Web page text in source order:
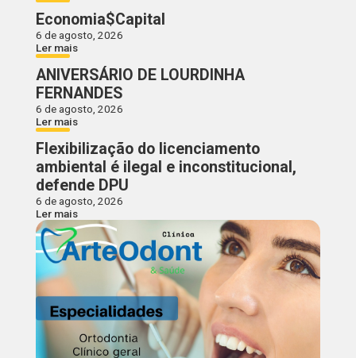
Economia$Capital
6 de agosto, 2026
Ler mais
ANIVERSÁRIO DE LOURDINHA
FERNANDES
6 de agosto, 2026
Ler mais
Flexibilização do licenciamento
ambiental é ilegal e inconstitucional,
defende DPU
6 de agosto, 2026
Ler mais